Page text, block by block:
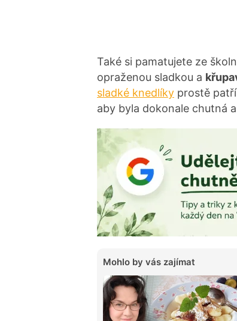
Také si pamatujete ze
opraženou sladkou a
sladké knedlíky prostě
aby byla dokonale chutná
Mohlo by vás zajímat